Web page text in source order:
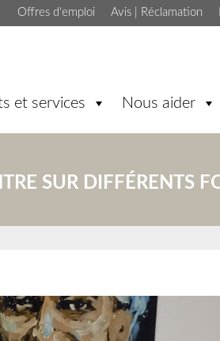
Offres d'emploi Avis | Réclamation
et services Nous aider
SUR DIFFÉRENTS